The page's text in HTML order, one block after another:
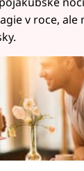
v roce, ale